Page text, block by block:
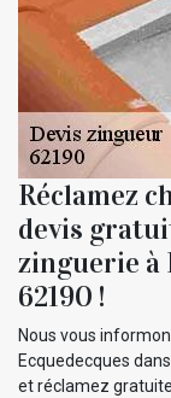
Réclamez
devis
zinguerie à
62190 !
Nous vous
Ecquedecques
et réclamez